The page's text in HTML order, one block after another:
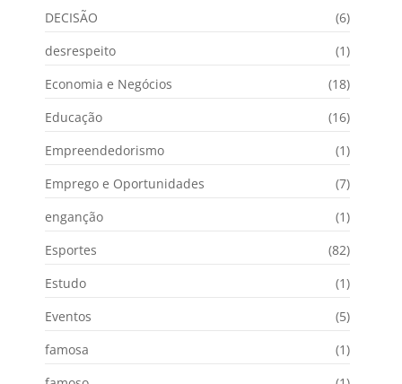
DECISÃO
(6)
desrespeito
(1)
Economia e Negócios
(18)
Educação
(16)
Empreendedorismo
(1)
Emprego e Oportunidades
(7)
enganção
(1)
Esportes
(82)
Estudo
(1)
Eventos
(5)
famosa
(1)